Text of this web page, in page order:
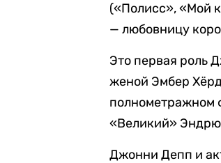
(«Полисс», «Мой
— любовницу
Это первая роль
женой Эмбер
полнометражном
«Великий»
Джонни Депп и